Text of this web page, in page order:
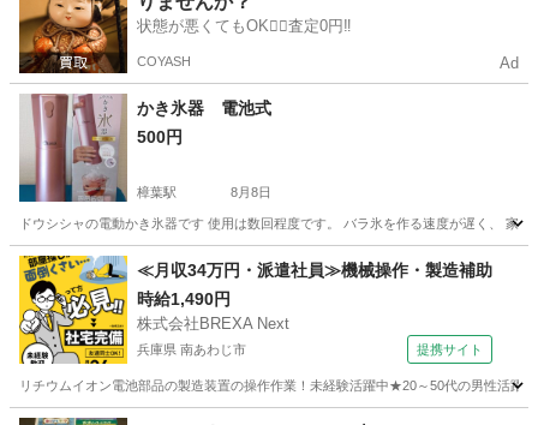
状態が悪くてもOK🙆‍♀️査定0円‼️
COYASH Ad
かき氷器 電池式
500円
樟葉駅 8月8日
ドウシシャの電動かき氷器です 使用は数回程度です。 バラ氷を作る速度が遅く、 家
大阪 枚方市 樟葉駅 キッチン家電
≪月収34万円・派遣社員≫機械操作・製造補助
時給1,490円
株式会社BREXA Next
兵庫県 南あわじ市 提携サイト
リチウムイオン電池部品の製造装置の操作作業！未経験活躍中★20～50代の男性活